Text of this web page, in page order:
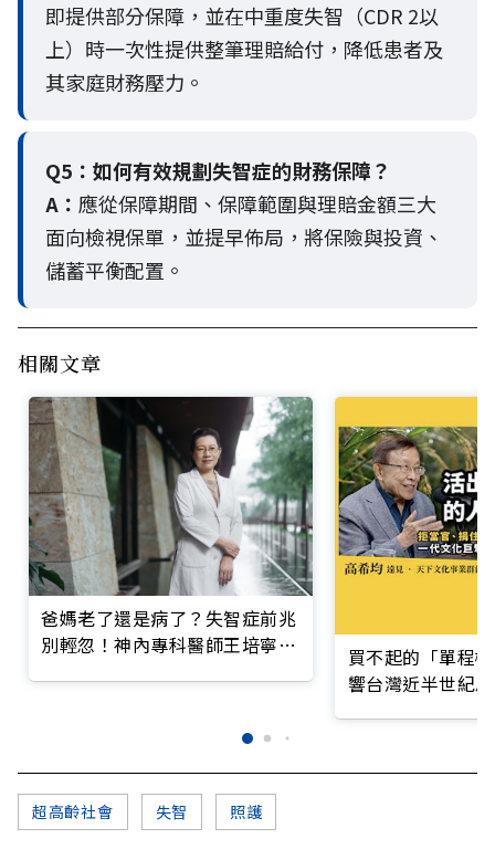
即提供部分保障，並在中重度失智（CDR 2以
上）時一次性提供整筆理賠給付，降低患者及
其家庭財務壓力。
Q5： 如何有效規劃失智症的財務保障？
A： 應從保障期間、保障範圍與理賠金額三大
面向檢視保單，並提早佈局，將保險與投資、
儲蓄平衡配置。
相關文章
爸媽老了還是病了？失智症前兆
別輕忽！神內專科醫師王培寧呼
買不起的「單程
響台灣近半世紀
超高齡社會 失智 照護